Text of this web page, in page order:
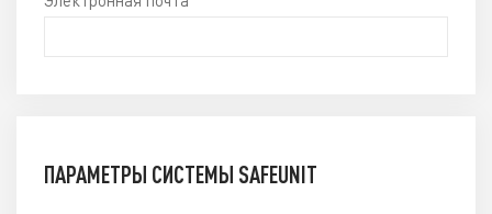
ПАРАМЕТРЫ СИСТЕМЫ SAFEUNIT